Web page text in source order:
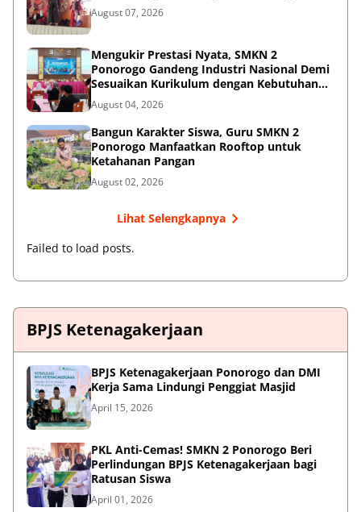
August 07, 2026
Mengukir Prestasi Nyata, SMKN 2
Ponorogo Gandeng Industri Nasional Demi
Sesuaikan Kurikulum dengan Kebutuhan
Dunia Kerja
August 04, 2026
Bangun Karakter Siswa, Guru SMKN 2
Ponorogo Manfaatkan Rooftop untuk
Ketahanan Pangan
August 02, 2026
Lihat Selengkapnya
Failed to load posts.
BPJS Ketenagakerjaan
BPJS Ketenagakerjaan Ponorogo dan DMI
Kerja Sama Lindungi Penggiat Masjid
April 15, 2026
PKL Anti-Cemas! SMKN 2 Ponorogo Beri
Perlindungan BPJS Ketenagakerjaan bagi
Ratusan Siswa
April 01, 2026